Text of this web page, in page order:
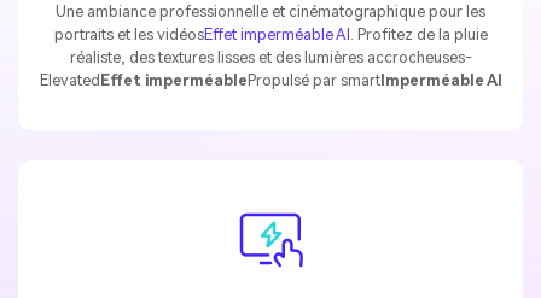
Une ambiance professionnelle et cinématographique pour les
portraits et les vidéosEffet imperméable AI . Profitez de la pluie
réaliste, des textures lisses et des lumières accrocheuses-
ElevatedEffet imperméablePropulsé par smartImperméable AI